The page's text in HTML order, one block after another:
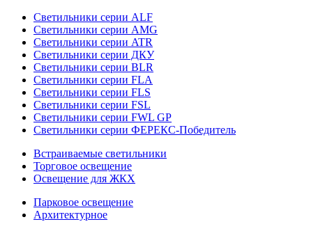
Светильники серии ALF
Светильники серии AMG
Светильники серии ATR
Светильники серии ДКУ
Светильники серии BLR
Светильники серии FLA
Светильники серии FLS
Светильники серии FSL
Светильники серии FWL GP
Светильники серии ФЕРЕКС-Победитель
Встраиваемые светильники
Торговое освещение
Освещение для ЖКХ
Парковое освещение
Архитектурное